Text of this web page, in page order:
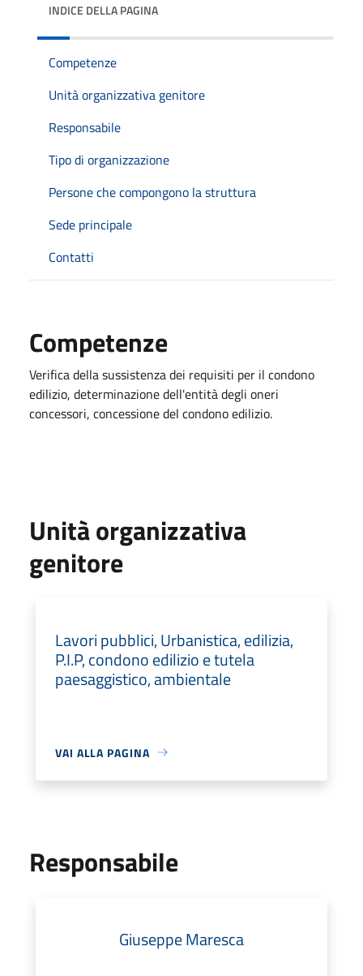
INDICE DELLA PAGINA
Competenze
Unità organizzativa genitore
Responsabile
Tipo di organizzazione
Persone che compongono la struttura
Sede principale
Contatti
Competenze
Verifica della sussistenza dei requisiti per il condono
edilizio, determinazione dell'entità degli oneri
concessori, concessione del condono edilizio.
Unità organizzativa
genitore
Lavori pubblici, Urbanistica, edilizia,
P.I.P, condono edilizio e tutela
paesaggistico, ambientale
VAI ALLA PAGINA
Responsabile
Giuseppe Maresca